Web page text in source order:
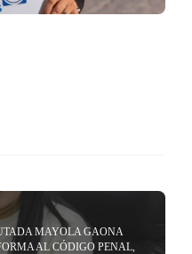
MAYOLA GAONA
AL CÓDIGO PENAL,